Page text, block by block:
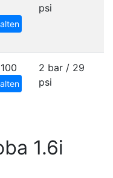
psi
2 bar / 29
psi
1.6i